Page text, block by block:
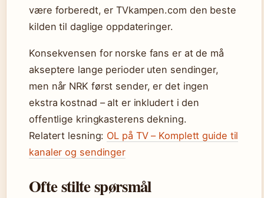
være forberedt, er TVkampen.com den beste
kilden til daglige oppdateringer.
Konsekvensen for norske fans er at de må
akseptere lange perioder uten sendinger,
men når NRK først sender, er det ingen
ekstra kostnad – alt er inkludert i den
offentlige kringkasterens dekning.
Relatert lesning: OL på TV – Komplett guide til
kanaler og sendinger
Ofte stilte spørsmål